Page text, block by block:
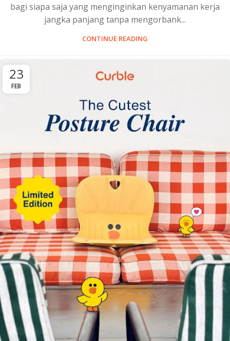
bagi siapa saja yang menginginkan kenyamanan kerja
jangka panjang tanpa mengorbank...
CONTINUE READING
23
FEB